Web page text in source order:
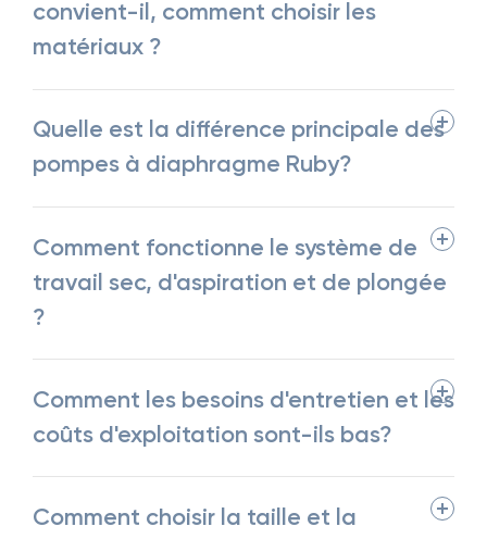
convient-il, comment choisir les
matériaux ?
Quelle est la différence principale des
pompes à diaphragme Ruby?
Comment fonctionne le système de
travail sec, d'aspiration et de plongée
?
Comment les besoins d'entretien et les
coûts d'exploitation sont-ils bas?
Comment choisir la taille et la